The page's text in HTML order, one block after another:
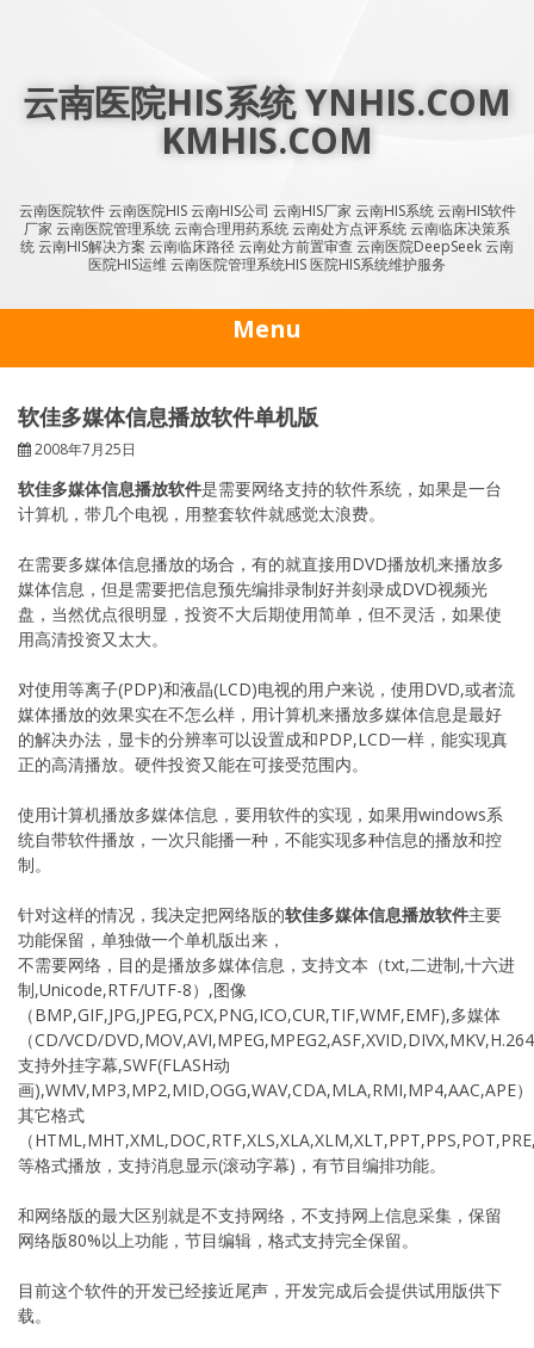
云南医院HIS系统 YNHIS.COM
KMHIS.COM
云南医院软件 云南医院HIS 云南HIS公司 云南HIS厂家 云南HIS系统 云南HIS软件
厂家 云南医院管理系统 云南合理用药系统 云南处方点评系统 云南临床决策系
统 云南HIS解决方案 云南临床路径 云南处方前置审查 云南医院DeepSeek 云南
医院HIS运维 云南医院管理系统HIS 医院HIS系统维护服务
Menu
软佳多媒体信息播放软件单机版
2008年7月25日
软佳多媒体信息播放软件是需要网络支持的软件系统，如果是一台
计算机，带几个电视，用整套软件就感觉太浪费。
在需要多媒体信息播放的场合，有的就直接用DVD播放机来播放多
媒体信息，但是需要把信息预先编排录制好并刻录成DVD视频光
盘，当然优点很明显，投资不大后期使用简单，但不灵活，如果使
用高清投资又太大。
对使用等离子(PDP)和液晶(LCD)电视的用户来说，使用DVD,或者流
媒体播放的效果实在不怎么样，用计算机来播放多媒体信息是最好
的解决办法，显卡的分辨率可以设置成和PDP,LCD一样，能实现真
正的高清播放。硬件投资又能在可接受范围内。
使用计算机播放多媒体信息，要用软件的实现，如果用windows系
统自带软件播放，一次只能播一种，不能实现多种信息的播放和控
制。
针对这样的情况，我决定把网络版的软佳多媒体信息播放软件主要
功能保留，单独做一个单机版出来，
不需要网络，目的是播放多媒体信息，支持文本（txt,二进制,十六进
制,Unicode,RTF/UTF-8）,图像
（BMP,GIF,JPG,JPEG,PCX,PNG,ICO,CUR,TIF,WMF,EMF),多媒体
（CD/VCD/
支持外挂字幕,SWF(FLASH动
画),WMV,MP3,MP2,MID,OGG,WAV,CDA,MLA,RMI,MP4,AAC,APE
其它格式
（
等格式播放，支持消息显示(滚动字幕)，有节目编排功能。
和网络版的最大区别就是不支持网络，不支持网上信息采集，保留
网络版80%以上功能，节目编辑，格式支持完全保留。
目前这个软件的开发已经接近尾声，开发完成后会提供试用版供下
载。